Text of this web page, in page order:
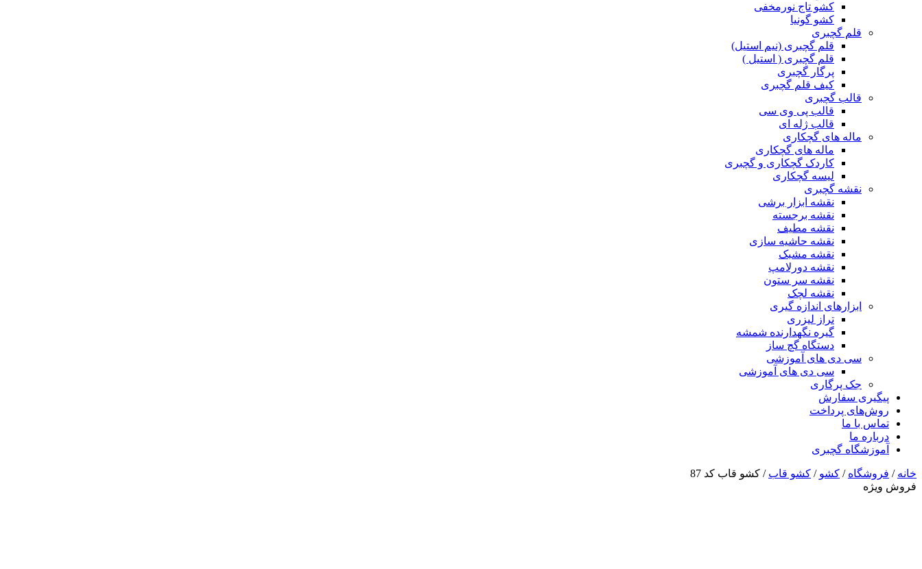
کشو تاج نورمخفی
کشو گونیا
قلم گچبری
قلم گچبری (نیم استیل)
قلم گچبری ( استیل )
پرگار گچبری
کیف قلم گچبری
قالب گچبری
قالب پی وی سی
قالب ژله ای
ماله های گچکاری
ماله های گچکاری
کاردک گچکاری و گچبری
لیسه گچکاری
نقشه گچبری
نقشه ابزار برشی
نقشه برجسته
نقشه مطیف
نقشه حاشیه سازی
نقشه مشبک
نقشه دورلامپ
نقشه سر ستون
نقشه لچک
ابزارهای اندازه گیری
تراز لیزری
گیره نگهدارنده شمشه
دستگاه گچ ساز
سی دی های آموزشی
سی دی های آموزشی
جک پرگاری
پیگیری سفارش
روش‌های پرداخت
تماس با ما
درباره ما
آموزشگاه گچبری
خانه / فروشگاه / کشو / کشو قاب / کشو قاب کد 87
فروش ویژه